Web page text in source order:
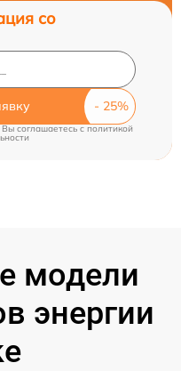
со
Вы соглашаетесь cполитикой
модели
энергии